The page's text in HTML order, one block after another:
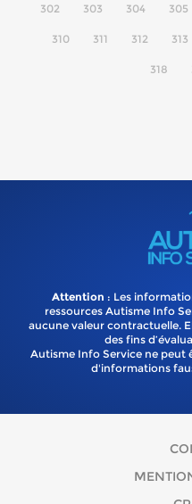
302 303 304 305
310 311 312 313
318
Attention : Les
ressources Autisme Info
aucune valeur contractuelle.
des fins
Autisme Info Service ne peut
d'informations